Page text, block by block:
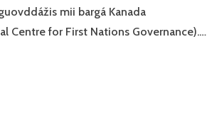
mii bargá Kanada
Centre for First Nations Governance).…